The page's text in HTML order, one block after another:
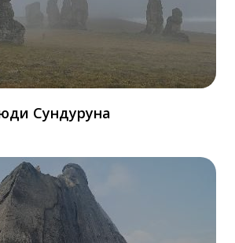
Сундуруна